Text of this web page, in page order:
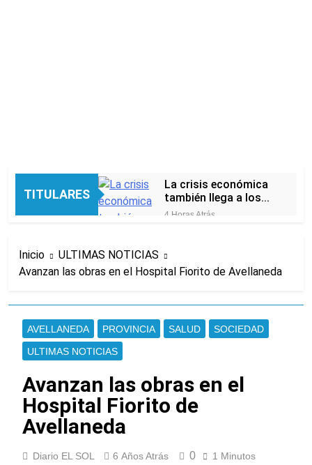
TITULARES
La crisis económica
también llega a los
templos: casi la
alimentos, dinero o
trabajo
4 Horas Atrás
10 Horas Atrás
Lionel Messi llegará a
despedir a su padre
Jorge Messi
10 Horas Atrás
Murió Jorge Messi,
padre de Lionel
imputado
formalmente por
abuso sexual
16 Horas Atrás
La CGT y las dos
nuevas marchas
La noche del Afro
Inicio
ULTIMAS NOTICIAS
Avanzan las obras en el Hospital Fiorito de Avellaneda
AVELLANEDA PROVINCIA SALUD
SOCIEDAD
ULTIMAS NOTICIAS
Avanzan las obras en el
Hospital Fiorito de
Avellaneda
Diario EL SOL 6 Años Atrás 0 1 Minutos